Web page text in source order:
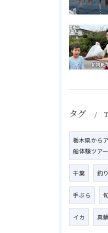
タグ
栃木県から
船体験ツア
千葉 釣
手ぶら
イカ 真鯛